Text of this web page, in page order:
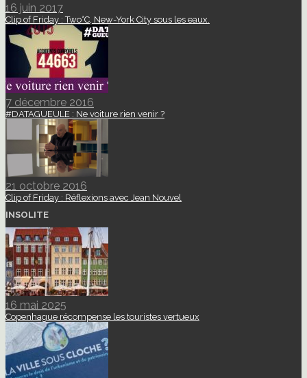
16 juin 2017
Clip of Friday : Two°C, New-York City sous les eaux.
7 décembre 2016
#DATAGUEULE : Ne voiture rien venir ?
21 octobre 2016
Clip of Friday : Réflexions avec Jean Nouvel
INSOLITE
16 mai 2025
Copenhague récompense les touristes vertueux